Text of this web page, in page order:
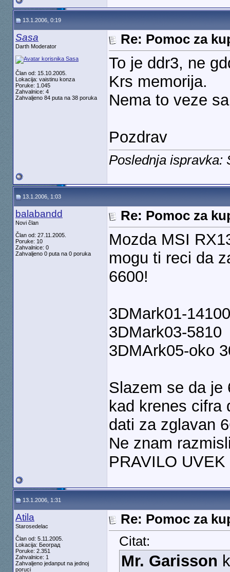
13.1.2006, 0:19
Sasa
Darth Moderator
Član od: 15.10.2005.
Lokacija: vaistinu konza
Poruke: 1.045
Zahvalnice: 4
Zahvaljeno 84 puta na 38 poruka
Re: Pomoc za
To je ddr3, ne
Krs memorija.
Nema to veze
Pozdrav
Poslednja ispravka:
13.1.2006, 1:03
balabandd
Novi član
Član od: 27.11.2005.
Poruke: 10
Zahvalnice: 0
Zahvaljeno 0 puta na 0 poruka
Re: Pomoc za
Mozda MSI
mogu ti reci da
6600!
3DMark01-14100
3DMark03-5810
3DMArk05-oko
Slazem se da je
kad krenes cifra
dati za zglavan
Ne znam
PRAVILO
13.1.2006, 1:31
Atila
Starosedelac
Član od: 5.11.2005.
Lokacija: Београд
Poruke: 2.351
Zahvalnice: 1
Zahvaljeno jedanput na jednoj
poruci
Re: Pomoc za
Citat:
Mr. Garisson